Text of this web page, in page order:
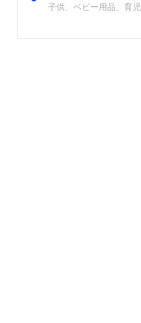
子供、ベビー用品、育児